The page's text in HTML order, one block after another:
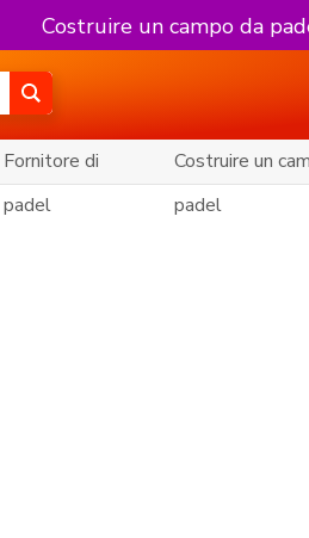
Costruire un campo da
Fornitore di
padel
Costruire un
padel